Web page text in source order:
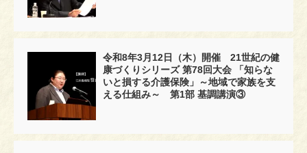
令和8年3月12日（木）開催 21世紀の健
康づくりシリーズ 第78回大会 「知らな
いと損する介護保険」～地域で家族を支
える仕組み～ 第1部 基調講演③